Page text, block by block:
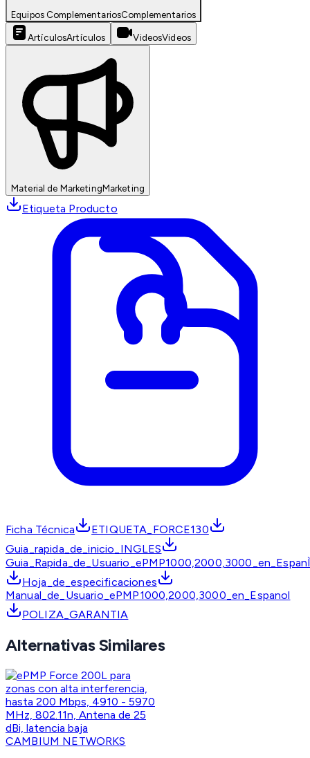
Equipos ComplementariosComplementarios
ArtículosArtículos VideosVideos
Material de MarketingMarketing
Etiqueta Producto
Ficha Técnica
ETIQUETA_FORCE130
Guia_rapida_de_inicio_INGLES
Hoja_de_especificaciones
Manual_de_Usuario_ePMP1000,2000,3000_en_Espanol
POLIZA_GARANTIA
Alternativas Similares
CAMBIUM NETWORKS